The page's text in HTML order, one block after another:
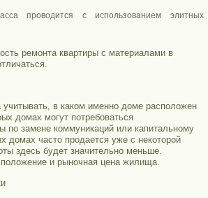
проводится с использованием элитных
ремонта квартиры с материалами в
в каком именно доме расположен
домах могут потребоваться
по замене коммуникаций или капитальному
домах часто продается уже с некоторой
здесь будет значительно меньше.
и рыночная цена жилища.